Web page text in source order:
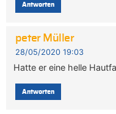
Antworten
peter Müller
28/05/2020 19:03
Hatte er eine helle
Antworten